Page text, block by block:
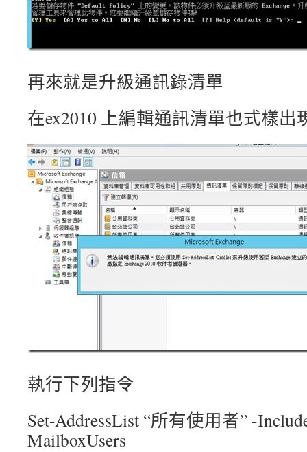
再來就是升級通訊錄清單
在ex2010 上編輯通訊清單也式樣
執行下列指令
Set-AddressList “所有使用者” -
MailboxUsers